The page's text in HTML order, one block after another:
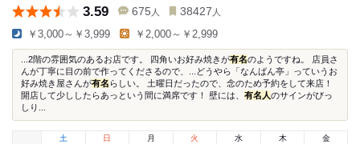
3.59 675 人 38427 人
￥3,000～￥3,999 ￥2,000～￥2,999
...2階の雰囲気のあるお店です。 四角いお好み焼きが有名のようですね。 店員さ
んが丁寧に目の前で作ってくださるので、...どうやら「なんばん亭」っていうお
好み焼き屋さんが有名 らしい。 土曜日だったので、念のため予約をして来店！
開店して少ししたらあっという間に満席です！ 壁には、 有名人のサインがびっ
しり...
土
日 月 火 水 木 金